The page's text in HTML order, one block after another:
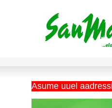
Asume uuel